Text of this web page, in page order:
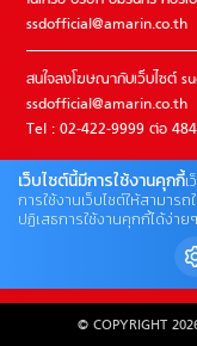
ssdofficial@amarin.co.th
สนใจลงโฆษณากับเว็บไซต์
ssdofficial@amarin.co.th
Tel : 02-422-9999 ต่อ
ติดต่อแจ้งปัญหาหรือร้องเรีย
02-422-9999 ต่อ 4180
(จันทร์ – ศุกร์ เวลา 09.00 –
© COPYRIGHT
เว็บไซต์นี้มีการใช้งานคุกกี้
การใช้งานเว็บไซต์ให้สามา
ปฏิเสธการใช้งานคุกกี้ได้ง่า